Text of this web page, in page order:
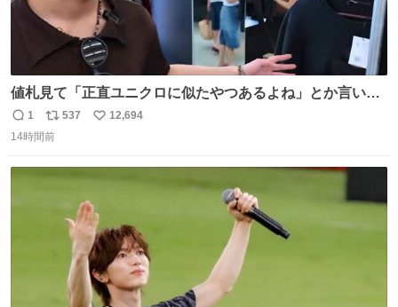
値札見て「正直ユニクロに似たやつあるよね」とか言い出
すの好きすぎるWWWWWWWWWWWWW こちら側と同じ
感覚助かる🙂‍↕️🙂‍↕️🙂‍↕️
返
信
1
リ
ポ
ト
537
い
数
12,694
14時間前